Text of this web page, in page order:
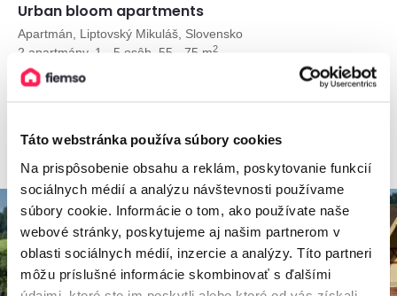
Táto webstránka používa súbory cookies
Na prispôsobenie obsahu a reklám, poskytovanie funkcií
sociálnych médií a analýzu návštevnosti používame
súbory cookie. Informácie o tom, ako používate naše
webové stránky, poskytujeme aj našim partnerom v
oblasti sociálnych médií, inzercie a analýzy. Títo partneri
môžu príslušné informácie skombinovať s ďalšími
Urban bloom apartments
Apartmán, Liptovský Mikuláš, Slovensko
2 apartmány, 1 - 5 osôb, 55 - 75 m2
od50€ / noc
až-15%